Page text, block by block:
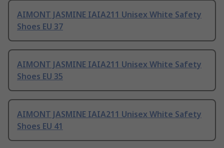
AIMONT JASMINE IAIA211 Unisex White Safety
Shoes EU 37
AIMONT JASMINE IAIA211 Unisex White Safety
Shoes EU 35
AIMONT JASMINE IAIA211 Unisex White Safety
Shoes EU 41